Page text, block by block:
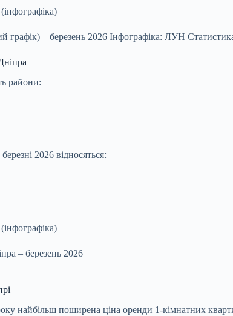
графік) – березень 2026 Інфографіка: ЛУН
райони:
2026 відносяться:
– березень 2026
найбільш поширена ціна оренди 1‑кімнатних